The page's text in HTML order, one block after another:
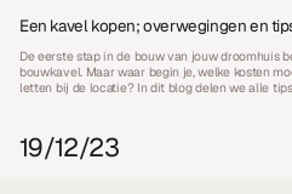
Een kavel kopen; overwegingen en
De eerste stap in de bouw van jouw droomhuis
bouwkavel. Maar waar begin je, welke kosten
letten bij de locatie? In dit blog delen we alle
19/12/23